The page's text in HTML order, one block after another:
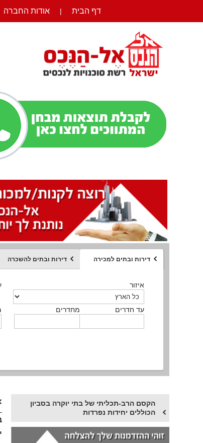
דף הבית | אודות החברה
דירות ובתים למכירה דירות ובתים להשכרה
איזור
מחדרים עד חדרים
איזור
מחדרים עד חדרים
איזור
מחדרים עד חדרים
איזור
סוג הנכס
סוג הנכס
איזור
מחדרים עד חדרים
איזור
סוג הנכס
הקסם הרב-תכליתי של בתי יוקרה בסביון
הכוללים יחידות נפרדות